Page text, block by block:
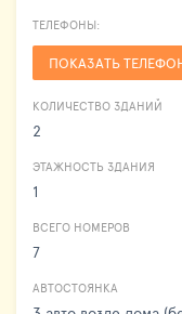
ТЕЛЕФОНЫ:
ПОКАЗАТЬ
КОЛИЧЕСТВО ЗДАНИЙ
2
ЭТАЖНОСТЬ ЗДАНИЯ
1
ВСЕГО НОМЕРОВ
7
АВТОСТОЯНКА